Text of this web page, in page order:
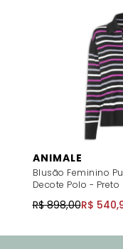
ANIMALE
Blusão Feminino
Decote Polo - Preto
R$ 898,00R$